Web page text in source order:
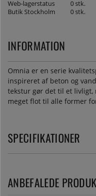
Web-lagerstatus
0 stk.
Butik Stockholm
0 stk.
INFORMATION
Omnia er en serie
inspireret af beton og
tekstur gør det til et
meget flot til alle former
SPECIFIKATIONER
ANBEFALEDE